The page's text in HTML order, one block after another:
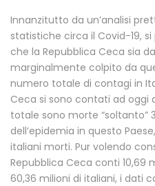
Innanzitutto da un’analisi
statistiche circa il Covid-19,
che la Repubblica Ceca sia
marginalmente colpito da
numero totale di contagi in
Ceca si sono contati ad oggi
totale sono morte “soltanto”
dell’epidemia in questo
italiani morti. Pur volendo
Repubblica Ceca conti 10,69
60,36 milioni di italiani, i dati